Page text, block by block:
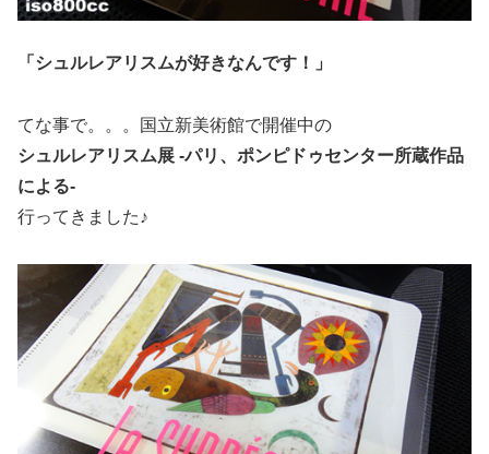
「シュルレアリスムが好きなんです！」
てな事で。。。国立新美術館で開催中の
シュルレアリスム展 -パリ、ポンピドゥセンター所蔵作品
による-
行ってきました♪